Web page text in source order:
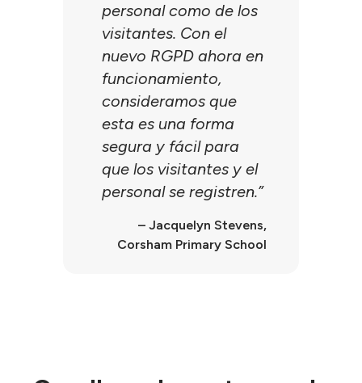
personal como de los
visitantes. Con el
nuevo RGPD ahora en
funcionamiento,
consideramos que
esta es una forma
segura y fácil para
que los visitantes y el
personal se registren.”
– Jacquelyn Stevens,
Corsham Primary School